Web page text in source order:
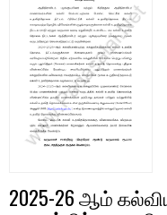
2025-26 ஆம்‌